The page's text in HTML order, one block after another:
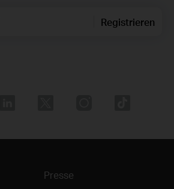
Registrieren
Presse